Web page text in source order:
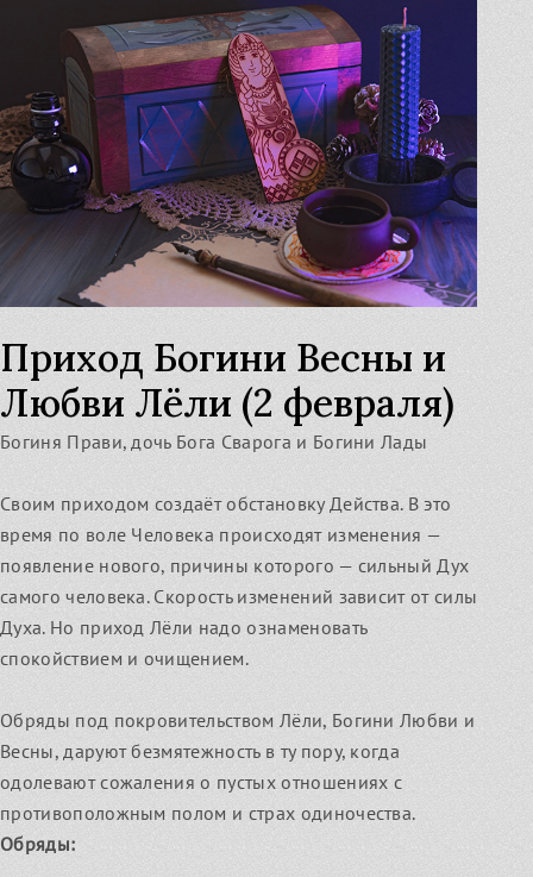
Приход Богини Весны и
Любви Лёли (2 февраля)
Богиня Прави, дочь Бога Сварога и Богини Лады
Своим приходом создаёт обстановку Действа. В это
время по воле Человека происходят изменения —
появление нового, причины которого — сильный Дух
самого человека. Скорость изменений зависит от силы
Духа. Но приход Лёли надо ознаменовать
спокойствием и очищением.
Обряды под покровительством Лёли, Богини Любви и
Весны, даруют безмятежность в ту пору, когда
одолевают сожаления о пустых отношениях с
противоположным полом и страх одиночества.
Обряды: